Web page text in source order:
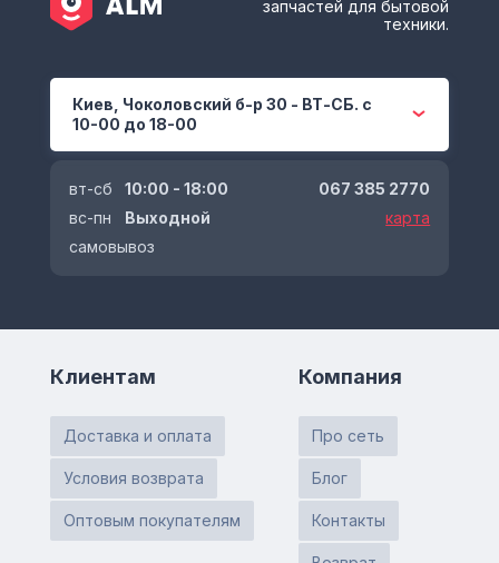
запчастей для бытовой
техники.
Киев, Чоколовский б-р 30 - ВТ-СБ. с
10-00 до 18-00
вт-сб
10:00 - 18:00
вс-пн
Выходной
самовывоз
067 385 2770
карта
Клиентам
Доставка и оплата
Условия возврата
Оптовым покупателям
Компания
Про сеть
Блог
Контакты